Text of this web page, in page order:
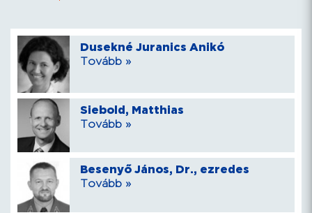
Dusekné Juranics Anikó
Tovább »
Siebold, Matthias
Tovább »
Besenyő János, Dr., ezredes
Tovább »